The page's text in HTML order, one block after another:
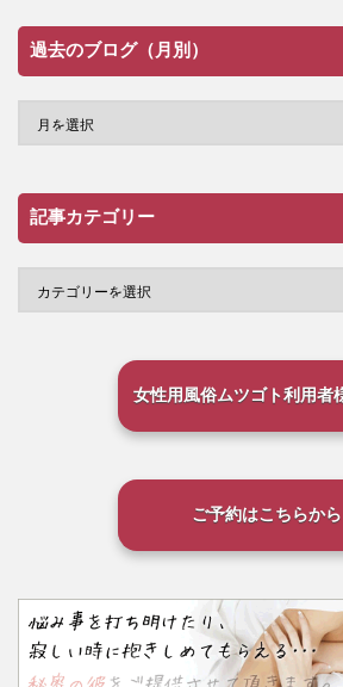
過去のブログ（月別）
記事カテゴリー
女性用風俗ムツゴト利用者
ご予約はこちらから